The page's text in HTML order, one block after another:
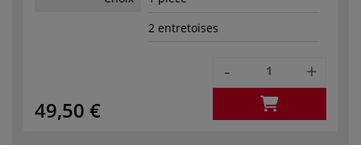
2 entretoises
49,50 €
- +